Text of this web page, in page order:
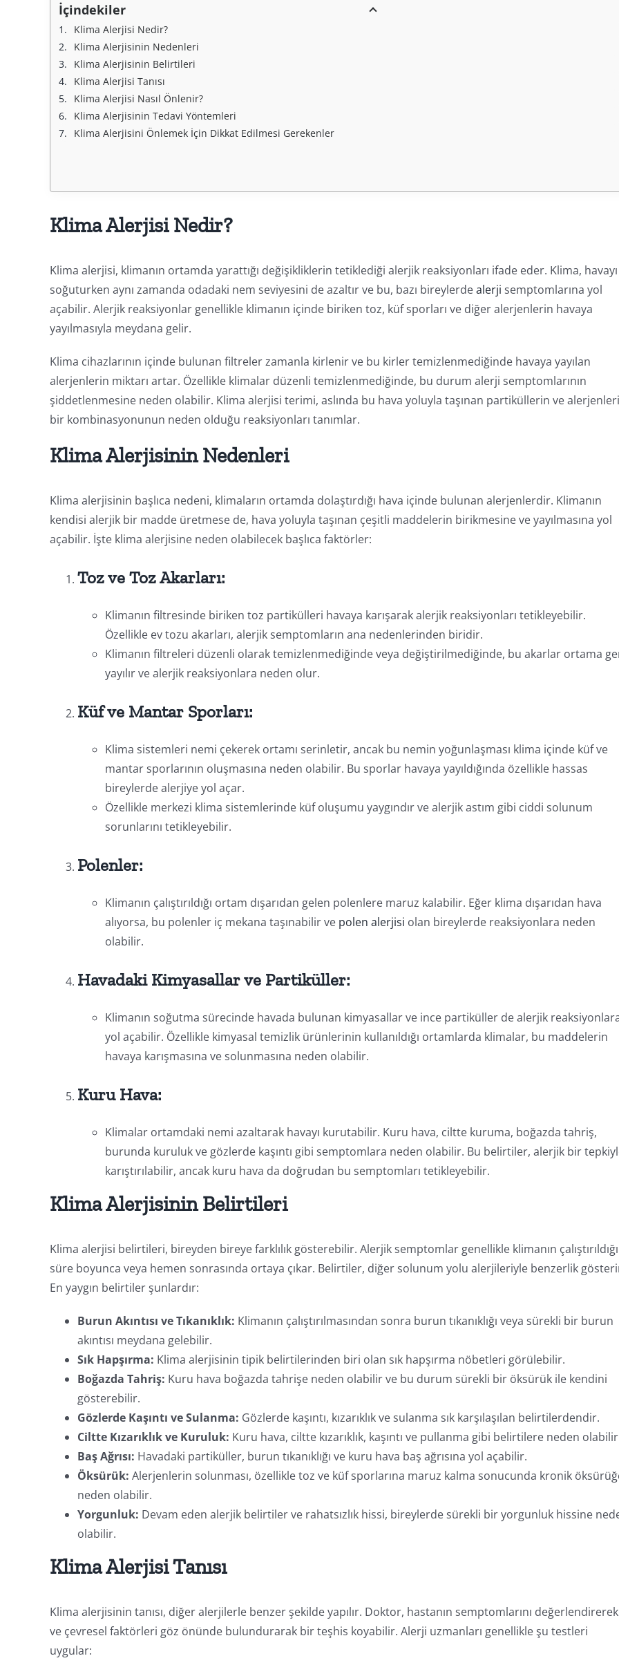
İçindekiler
Klima Alerjisi Nedir?
Klima Alerjisinin Nedenleri
Klima Alerjisinin Belirtileri
Klima Alerjisi Tanısı
Klima Alerjisi Nasıl Önlenir?
Klima Alerjisinin Tedavi Yöntemleri
Klima Alerjisini Önlemek İçin Dikkat Edilmesi Gerekenler
Klima Alerjisi Nedir?
Klima alerjisi, klimanın ortamda yarattığı değişikliklerin tetiklediği alerjik reaksiyonları ifade eder. Klima, havayı
soğuturken aynı zamanda odadaki nem seviyesini de azaltır ve bu, bazı bireylerdealerji semptomlarına yol
açabilir. Alerjik reaksiyonlar genellikle klimanın içinde biriken toz, küf sporları ve diğer alerjenlerin havaya
yayılmasıyla meydana gelir.
Klima cihazlarının içinde bulunan filtreler zamanla kirlenir ve bu kirler temizlenmediğinde havaya yayılan
alerjenlerin miktarı artar. Özellikle klimalar düzenli temizlenmediğinde, bu durum alerji semptomlarının
şiddetlenmesine neden olabilir. Klima alerjisi terimi, aslında bu hava yoluyla taşınan partiküllerin ve
bir kombinasyonunun neden olduğu reaksiyonları tanımlar.
Klima Alerjisinin Nedenleri
Klima alerjisinin başlıca nedeni, klimaların ortamda dolaştırdığı hava içinde bulunan alerjenlerdir. Klimanın
kendisi alerjik bir madde üretmese de, hava yoluyla taşınan çeşitli maddelerin birikmesine ve yayılmasına yol
açabilir. İşte klima alerjisine neden olabilecek başlıca faktörler:
Toz ve Toz Akarları:
Klimanın filtresinde biriken toz partikülleri havaya karışarak alerjik reaksiyonları tetikleyebilir.
Özellikle ev tozu akarları, alerjik semptomların ana nedenlerinden biridir.
Klimanın filtreleri düzenli olarak temizlenmediğinde veya değiştirilmediğinde, bu akarlar ortama
yayılır ve alerjik reaksiyonlara neden olur.
Küf ve Mantar Sporları:
Klima sistemleri nemi çekerek ortamı serinletir, ancak bu nemin yoğunlaşması klima içinde küf ve
mantar sporlarının oluşmasına neden olabilir. Bu sporlar havaya yayıldığında özellikle hassas
bireylerde alerjiye yol açar.
Özellikle merkezi klima sistemlerinde küf oluşumu yaygındır ve alerjik astım gibi ciddi solunum
sorunlarını tetikleyebilir.
Polenler:
Klimanın çalıştırıldığı ortam dışarıdan gelen polenlere maruz kalabilir. Eğer klima dışarıdan hava
alıyorsa, bu polenler iç mekana taşınabilir ve polen alerjisi olan bireylerde reaksiyonlara neden
olabilir.
Havadaki Kimyasallar ve Partiküller:
Klimanın soğutma sürecinde havada bulunan kimyasallar ve ince partiküller de alerjik
yol açabilir. Özellikle kimyasal temizlik ürünlerinin kullanıldığı ortamlarda klimalar, bu maddelerin
havaya karışmasına ve solunmasına neden olabilir.
Kuru Hava:
Klimalar ortamdaki nemi azaltarak havayı kurutabilir. Kuru hava, ciltte kuruma, boğazda tahriş,
burunda kuruluk ve gözlerde kaşıntı gibi semptomlara neden olabilir. Bu belirtiler, alerjik bir
karıştırılabilir, ancak kuru hava da doğrudan bu semptomları tetikleyebilir.
Klima Alerjisinin Belirtileri
Klima alerjisi belirtileri, bireyden bireye farklılık gösterebilir. Alerjik semptomlar genellikle klimanın çalıştırıldığı
süre boyunca veya hemen sonrasında ortaya çıkar. Belirtiler, diğer solunum yolu alerjileriyle benzerlik
En yaygın belirtiler şunlardır:
Burun Akıntısı ve Tıkanıklık: Klimanın çalıştırılmasından sonra burun tıkanıklığı veya sürekli bir burun
akıntısı meydana gelebilir.
Sık Hapşırma: Klima alerjisinin tipik belirtilerinden biri olan sık hapşırma nöbetleri görülebilir.
Boğazda Tahriş: Kuru hava boğazda tahrişe neden olabilir ve bu durum sürekli bir öksürük ile kendini
gösterebilir.
Gözlerde Kaşıntı ve Sulanma: Gözlerde kaşıntı, kızarıklık ve sulanma sık karşılaşılan belirtilerdendir.
Ciltte Kızarıklık ve Kuruluk: Kuru hava, ciltte kızarıklık, kaşıntı ve pullanma gibi belirtilere neden
Baş Ağrısı: Havadaki partiküller, burun tıkanıklığı ve kuru hava baş ağrısına yol açabilir.
Öksürük: Alerjenlerin solunması, özellikle toz ve küf sporlarına maruz kalma sonucunda kronik
neden olabilir.
Yorgunluk: Devam eden alerjik belirtiler ve rahatsızlık hissi, bireylerde sürekli bir yorgunluk hissine
olabilir.
Klima Alerjisi Tanısı
Klima alerjisinin tanısı, diğer alerjilerle benzer şekilde yapılır. Doktor, hastanın semptomlarını değerlendirerek
ve çevresel faktörleri göz önünde bulundurarak bir teşhis koyabilir. Alerji uzmanları genellikle şu testleri
uygular: